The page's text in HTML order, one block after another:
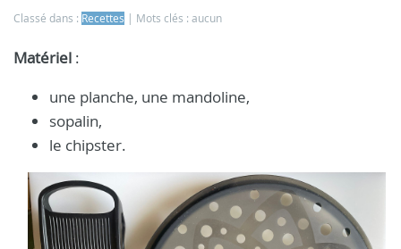
Classé dans : Recettes Mots clés : aucun
Matériel :
une planche, une mandoline,
sopalin,
le chipster.